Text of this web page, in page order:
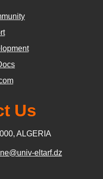
Us
ALGERIA
eltarf.dz